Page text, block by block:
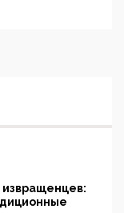
извращенцев: